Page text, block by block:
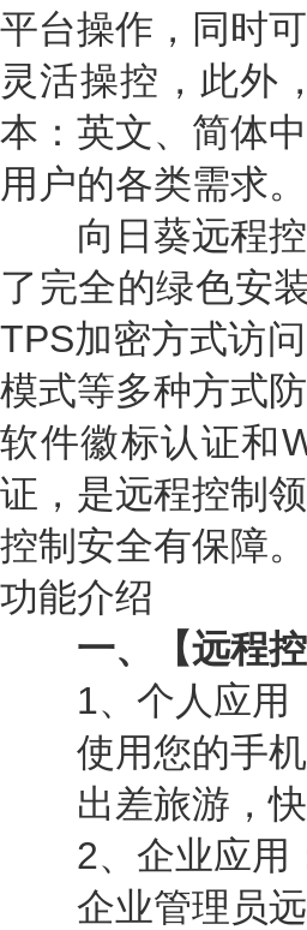
平台操作，同时
灵活操控，此外
本：英文、简体
用户的各类需求。
向日葵远程控
了完全的绿色安
TPS加密方式访
模式等多种方式
软件徽标认证和
证，是远程控制
控制安全有保障。
功能介绍
一、【远程控
1、个人应用
使用您的手机
出差旅游，快
2、企业应用
企业管理员远